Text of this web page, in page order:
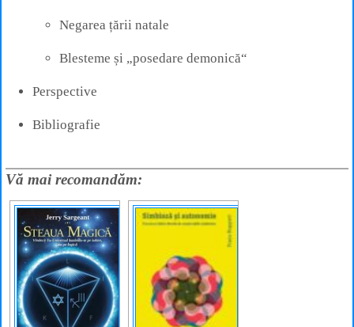
Negarea țării natale
Blesteme și „posedare demonică“
Perspective
Bibliografie
Vă mai recomandăm: